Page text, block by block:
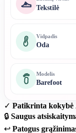
Tekstilė
Vidpadis
Oda
Modelis
Barefoot
✓ Patikrinta kokybė
🔒 Saugus
↩ Patogus